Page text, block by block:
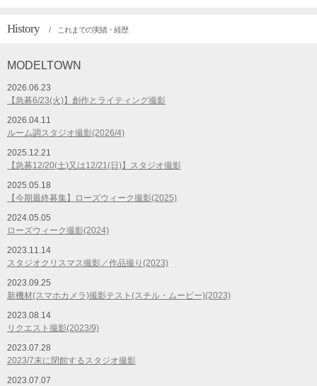
History / これまでの実績・経歴
MODELTOWN
2026.06.23
【急募6/23(火)】創作とライティング撮影
2026.04.11
ルーム調スタジオ撮影(2026/4)
2025.12.21
【急募12/20(土)又は12/21(日)】スタジオ撮影
2025.05.18
【今期最終募集】ローズウィーク撮影(2025)
2024.05.05
ローズウィーク撮影(2024)
2023.11.14
スタジオクリスマス撮影／作品撮り(2023)
2023.09.25
新機材(スマホカメラ)撮影テスト(スチル・ムービー)(2023)
2023.08.14
リクエスト撮影(2023/9)
2023.07.28
2023/7末に閉館するスタジオ撮影
2023.07.07